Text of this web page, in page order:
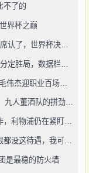
不了的
界杯之巅
两次炸场都是帕雷德斯！4年前爆射荷兰替补席认了，世界杯决赛再演冲突
大连英博3-1双杀泰山！李国旭曝赢球密码，毛伟杰迎职业百场里程碑
桐梓窖酒队斩获2026遵义酒业足球超联季军！九人董酒队的拼劲太戳人
罗马诺最新披露：阿森纳与巴尔科拉无新动作，利物浦仍在紧盯目标
杨瀚森在开拓者能玩弧顶发牌？段冉：克林根都没这待遇，我可不太看好
是最稳的防火墙